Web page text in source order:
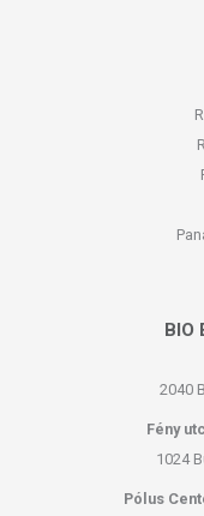
BIO
2040
Fény
1024
Pólus